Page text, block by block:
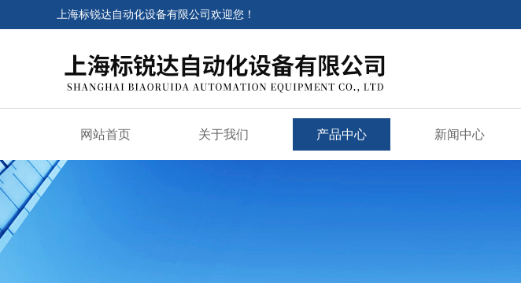
上海标锐达自动化设备有限公司欢迎您！
网站首页 关于我们 产品中心 新闻中心